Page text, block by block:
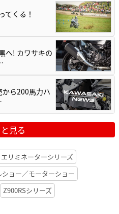
てくる！
へ! カワサキの
から200馬力ハ
見る
エリミネーターシリーズ
ョー／モーターショー
Z900RSシリーズ